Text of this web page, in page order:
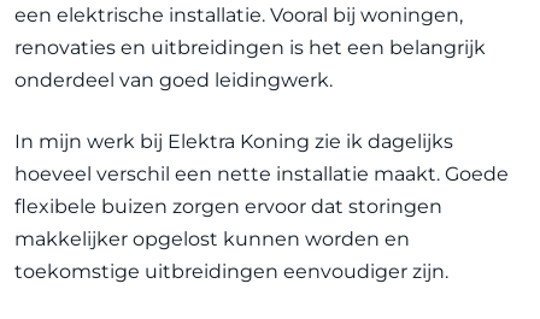
een elektrische installatie. Vooral bij woningen,
renovaties en uitbreidingen is het een belangrijk
onderdeel van goed leidingwerk.
In mijn werk bij Elektra Koning zie ik dagelijks
hoeveel verschil een nette installatie maakt. Goede
flexibele buizen zorgen ervoor dat storingen
makkelijker opgelost kunnen worden en
toekomstige uitbreidingen eenvoudiger zijn.